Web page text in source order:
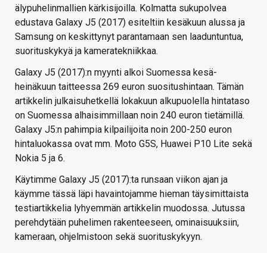
älypuhelinmallien kärkisijoilla. Kolmatta sukupolvea
edustava Galaxy J5 (2017) esiteltiin kesäkuun alussa ja
Samsung on keskittynyt parantamaan sen laaduntuntua,
suorituskykyä ja kameratekniikkaa.
Galaxy J5 (2017):n myynti alkoi Suomessa kesä-
heinäkuun taitteessa 269 euron suositushintaan. Tämän
artikkelin julkaisuhetkellä lokakuun alkupuolella hintataso
on Suomessa alhaisimmillaan noin 240 euron tietämillä.
Galaxy J5:n pahimpia kilpailijoita noin 200-250 euron
hintaluokassa ovat mm. Moto G5S, Huawei P10 Lite sekä
Nokia 5 ja 6.
Käytimme Galaxy J5 (2017):ta runsaan viikon ajan ja
käymme tässä läpi havaintojamme hieman täysimittaista
testiartikkelia lyhyemmän artikkelin muodossa. Jutussa
perehdytään puhelimen rakenteeseen, ominaisuuksiin,
kameraan, ohjelmistoon sekä suorituskykyyn.